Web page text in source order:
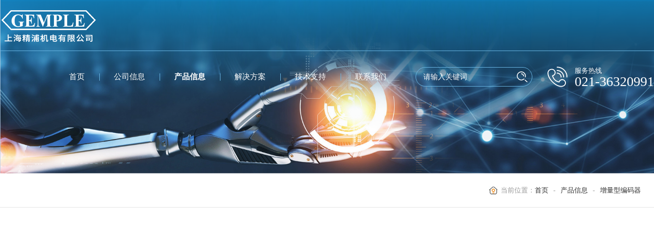
首页 公司信息 产品信息 解决方案 技术支持 联系我们
服务热线
021-36320991
当前位置：首页 - 产品信息 - 增量型编码器